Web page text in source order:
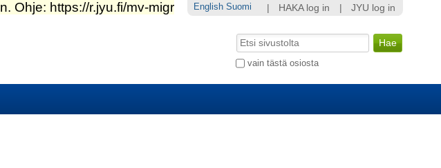
Hae
vain tästä osiosta
Laajennettu
HAKA log in JYU log in
English Suomi